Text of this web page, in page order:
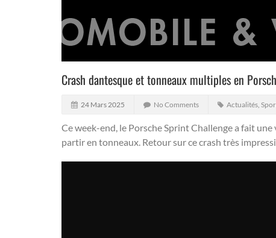
Crash dantesque et tonneaux multiples en
24 Mars 2025 No Comments Actualités,
Ce week-end, le Porsche Sprint Challenge a fait
partir en tonneaux. Retour sur ce crash très